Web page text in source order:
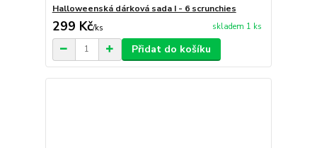
Halloweenská dárková sada I - 6 scrunchies
299 Kč/ks skladem 1 ks
Přidat do košíku